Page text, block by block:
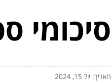
סיכומי
תאריך: יול 15, 2024